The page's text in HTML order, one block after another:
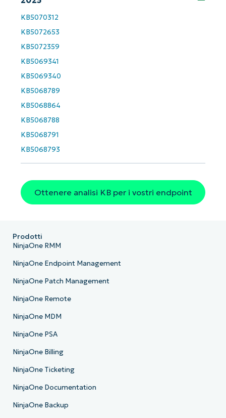
KB5070312
KB5072653
KB5072359
KB5069341
KB5069340
KB5068789
KB5068864
KB5068788
KB5068791
KB5068793
Ottenere analisi KB per i vostri endpoint
email*
Phone
number*
Paese
Company
Prodotti
NinjaOne RMM
NinjaOne Endpoint Management
NinjaOne Patch Management
NinjaOne Remote
NinjaOne MDM
NinjaOne PSA
NinjaOne Billing
NinjaOne Ticketing
NinjaOne Documentation
NinjaOne Backup